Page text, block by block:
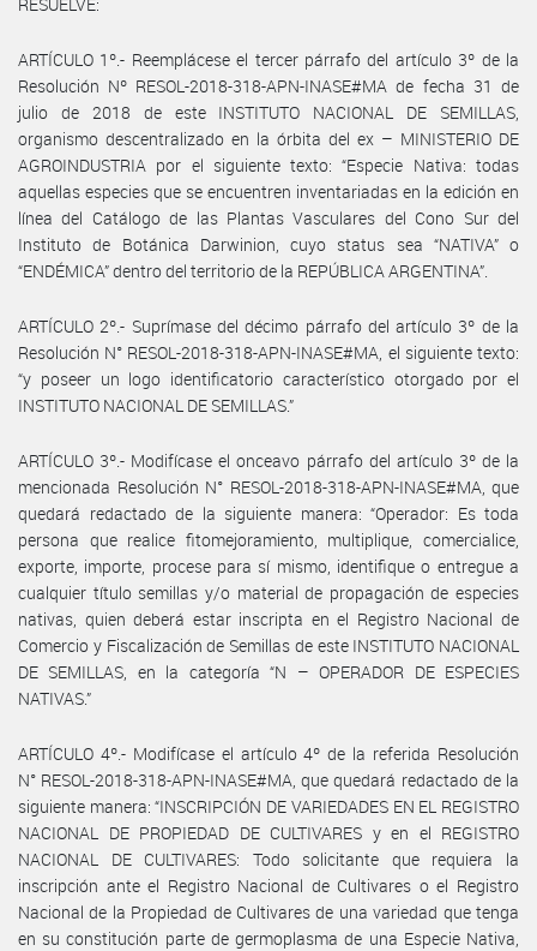
ARTÍCULO 1º.- Reemplácese el tercer párrafo del artículo 3º de la
Resolución Nº RESOL-2018-318-APN-INASE#MA de fecha 31 de
julio de 2018 de este INSTITUTO NACIONAL DE SEMILLAS,
organismo descentralizado en la órbita del ex – MINISTERIO DE
AGROINDUSTRIA por el siguiente texto: “Especie Nativa: todas
aquellas especies que se encuentren inventariadas en la edición en
línea del Catálogo de las Plantas Vasculares del Cono Sur del
Instituto de Botánica Darwinion, cuyo status sea “NATIVA” o
“ENDÉMICA” dentro del territorio de la REPÚBLICA ARGENTINA”.
ARTÍCULO 2º.- Suprímase del décimo párrafo del artículo 3º de la
Resolución N° RESOL-2018-318-APN-INASE#MA, el siguiente texto:
“y poseer un logo identificatorio característico otorgado por el
INSTITUTO NACIONAL DE SEMILLAS.”
ARTÍCULO 3º.- Modifícase el onceavo párrafo del artículo 3º de la
mencionada Resolución N° RESOL-2018-318-APN-INASE#MA, que
quedará redactado de la siguiente manera: “Operador: Es toda
persona que realice fitomejoramiento, multiplique, comercialice,
exporte, importe, procese para sí mismo, identifique o entregue a
cualquier título semillas y/o material de propagación de especies
nativas, quien deberá estar inscripta en el Registro Nacional de
Comercio y Fiscalización de Semillas de este INSTITUTO NACIONAL
DE SEMILLAS, en la categoría “N – OPERADOR DE ESPECIES
NATIVAS.”
ARTÍCULO 4º.- Modifícase el artículo 4º de la referida Resolución
N° RESOL-2018-318-APN-INASE#MA, que quedará redactado de la
siguiente manera: “INSCRIPCIÓN DE VARIEDADES EN EL REGISTRO
NACIONAL DE PROPIEDAD DE CULTIVARES y en el REGISTRO
NACIONAL DE CULTIVARES: Todo solicitante que requiera la
inscripción ante el Registro Nacional de Cultivares o el Registro
Nacional de la Propiedad de Cultivares de una variedad que tenga
en su constitución parte de germoplasma de una Especie Nativa,